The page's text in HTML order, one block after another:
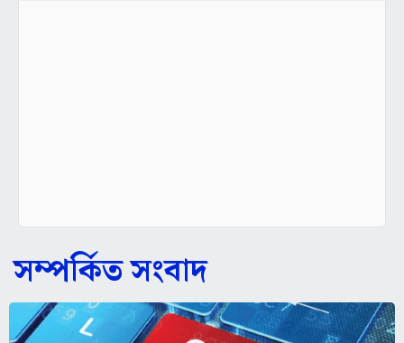
সম্পর্কিত সংবাদ